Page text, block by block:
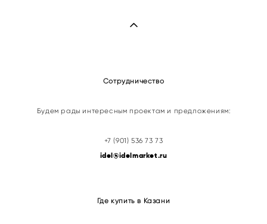
Сотрудничество
Будем рады интересным проектам и предложениям:
+7 (901) 536 73 73
idel@idelmarket.ru
Где купить в Казани